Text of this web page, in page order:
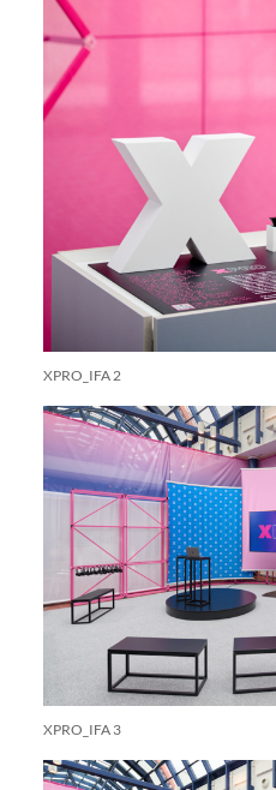
XPRO_IFA 2
XPRO_IFA 3